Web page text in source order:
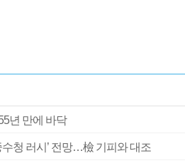
년 만에 바닥
수청 러시’ 전망…檢 기피와 대조